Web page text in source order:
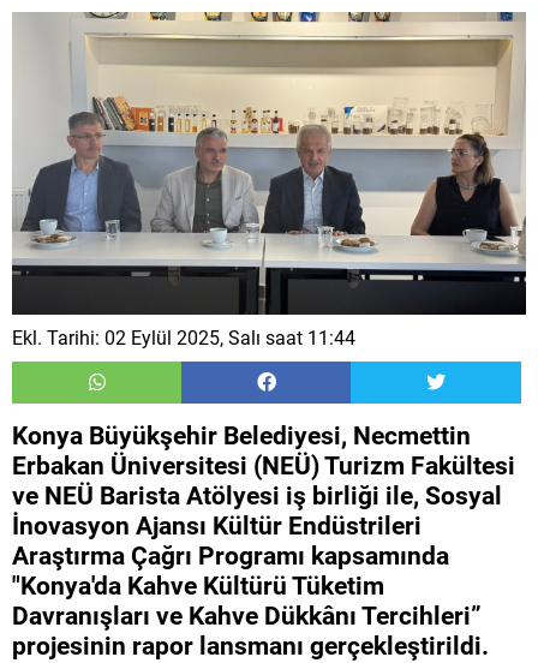
Ekl. Tarihi: 02 Eylül 2025, Salı saat 11:44
Konya Büyükşehir Belediyesi, Necmettin
Erbakan Üniversitesi (NEÜ) Turizm Fakültesi
ve NEÜ Barista Atölyesi iş birliği ile, Sosyal
İnovasyon Ajansı Kültür Endüstrileri
Araştırma Çağrı Programı kapsamında
"Konya'da Kahve Kültürü Tüketim
Davranışları ve Kahve Dükkânı Tercihleri”
projesinin rapor lansmanı gerçekleştirildi.